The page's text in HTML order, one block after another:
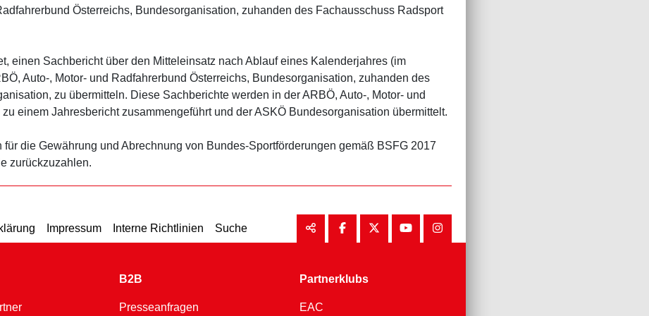
Österreichs, Bundesorganisation, zuhanden des Fachausschuss Radsport
einen Sachbericht über den Mitteleinsatz nach Ablauf eines Kalenderjahres (im
Auto-, Motor- und Radfahrerbund Österreichs, Bundesorganisation, zuhanden des
zu übermitteln. Diese Sachberichte werden in der ARBÖ, Auto-, Motor- und
einem Jahresbericht zusammengeführt und der ASKÖ Bundesorganisation übermittelt.
die Gewährung und Abrechnung von Bundes-Sportförderungen gemäß BSFG 2017
zurückzuzahlen.
Impressum Interne Richtlinien Suche
B2B
Presseanfragen
Partnerklubs
EAC